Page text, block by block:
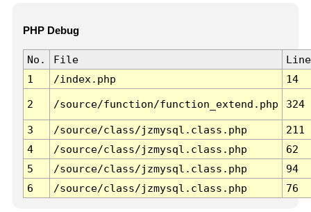
PHP Debug
No. File
Line
1
/index.php 14
2 /source/function/function_extend.php 324
3 /source/class/jzmysql.class.php
211
4
/source/class/jzmysql.class.php
62
5
/source/class/jzmysql.class.php
94
6
/source/class/jzmysql.class.php 76